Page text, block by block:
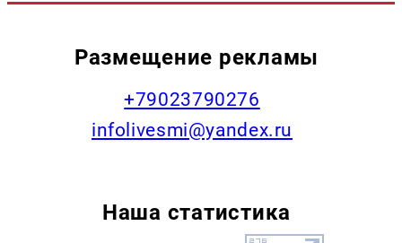
Размещение рекламы
+79023790276
infolivesmi@yandex.ru
Наша статистика